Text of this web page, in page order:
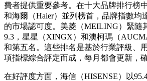
費者提供重要參考。在十大品牌排行榜中
和海爾（Haier）並列榜首，品牌指數均
的市場認可度。美菱（MEILING）緊隨
9.3，星星（XINGX）和澳柯瑪（
和第五名。這些排名是基於行業評級、
項指標綜合評定而成，每月都會更新，
在好評度方面，海信（HISENSE）以